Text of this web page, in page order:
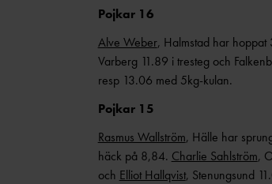
Pojkar 16
Alve Weber, Halmstad har hoppat
Varberg 11.89 i tresteg och
resp 13.06 med 5kg-kulan.
Pojkar 15
Rasmus Wallström, Hälle har
häck på 8,84. Charlie Sahlström,
och Elliot Hallqvist, Stenungsund